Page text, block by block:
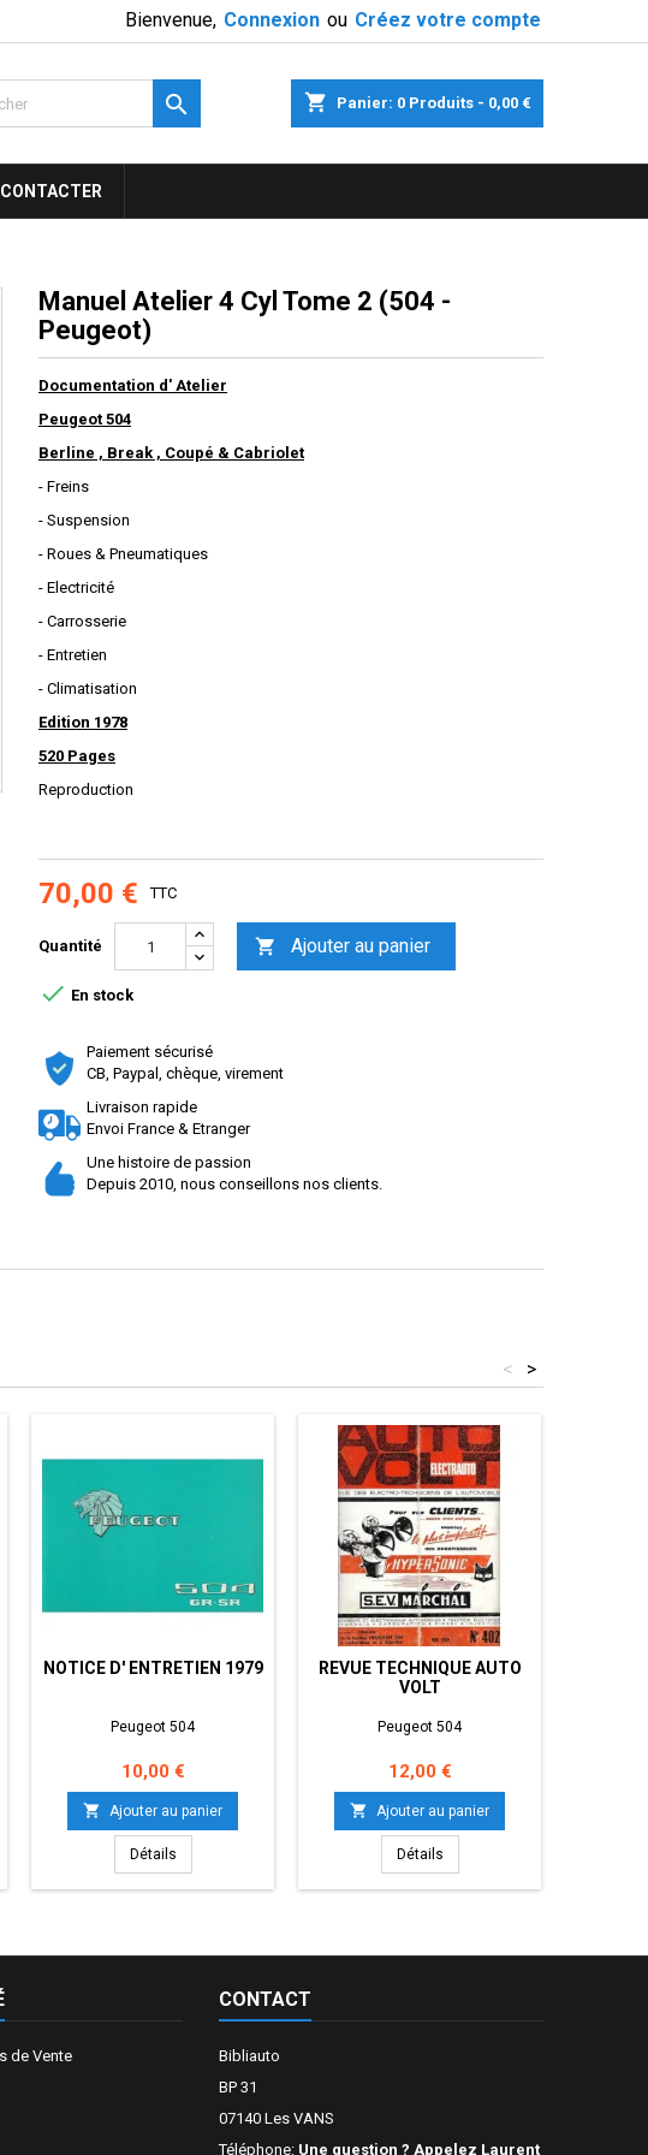
Bienvenue, Connexion ou Créez votre compte
shopping_cart Panier: 0 Produits - 0,00 €

Manuel Atelier 4 Cyl Tome 2 (504 -
Peugeot)
Documentation d' Atelier
Peugeot 504
Berline , Break , Coupé & Cabriolet
- Freins
- Suspension
- Roues & Pneumatiques
- Electricité
- Carrosserie
- Entretien
- Climatisation
Edition 1978
520 Pages
Reproduction
70,00 € TTC
Quantité  Ajouter au panier
 En stock
Paiement sécurisé
CB, Paypal, chèque, virement
Livraison rapide
Envoi France & Etranger
Une histoire de passion
Depuis 2010, nous conseillons nos clients.
>
<
NOTICE D' ENTRETIEN 1979
Peugeot 504
Prix
10,00 €
 Ajouter au panier
Détails
REVUE TECHNIQUE AUTO
VOLT
Peugeot 504
Prix
12,00 €
 Ajouter au panier
Détails
de Vente
CONTACT
Bibliauto
BP 31
07140 Les VANS
Téléphone: Une question ? Appelez Laurent